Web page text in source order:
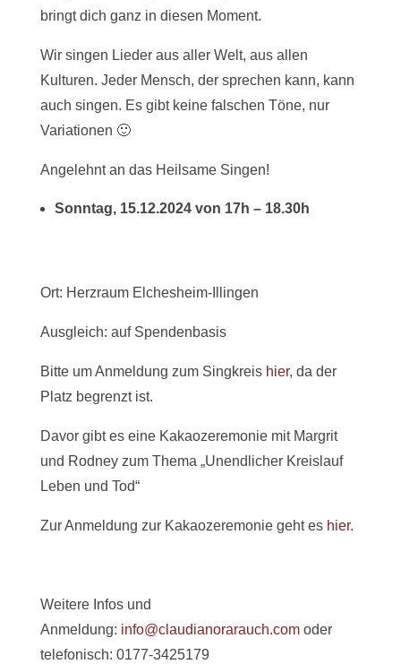
bringt dich ganz in diesen Moment.
Wir singen Lieder aus aller Welt, aus allen
Kulturen. Jeder Mensch, der sprechen kann, kann
auch singen. Es gibt keine falschen Töne, nur
Variationen 🙂
Angelehnt an das Heilsame Singen!
Sonntag, 15.12.2024 von 17h – 18.30h
Ort: Herzraum Elchesheim-Illingen
Ausgleich: auf Spendenbasis
Bitte um Anmeldung zum Singkreis hier, da der
Platz begrenzt ist.
Davor gibt es eine Kakaozeremonie mit Margrit
und Rodney zum Thema „Unendlicher Kreislauf
Leben und Tod“
Zur Anmeldung zur Kakaozeremonie geht es hier.
Weitere Infos und
Anmeldung: info@claudianorarauch.comoder
telefonisch: 0177-3425179